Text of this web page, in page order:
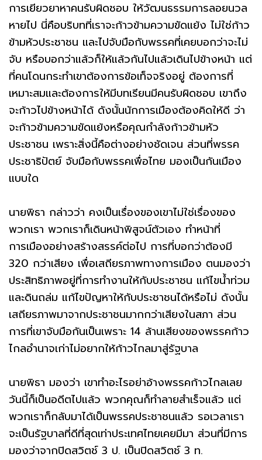
การเยียวยาหาคนรับผิดชอบ ให้วัฒนธรรมการลอยนวล
หายไป นี่คือบริบทที่เราจะก้าวข้ามความขัดแย้ง ไม่ใช่ก้าว
ข้ามหัวประชาชน และไปจับมือกับพรรคที่เคยบอกว่าจะไม่
จับ หรือบอกว่าแล้วก็ให้แล้วกันไปแล้วเดินไปข้างหน้า แต่
ที่คนโดนกระทำเขาต้องการข้อเท็จจริงอยู่ ต้องการที่
เหมาะสมและต้องการให้มีบทเรียนมีคนรับผิดชอบ เขาถึง
จะก้าวไปข้างหน้าได้ ดังนั้นนักการเมืองต้องคิดให้ดี ว่า
จะก้าวข้ามความขัดแย้งหรือคุณกำลังก้าวข้ามหัว
ประชาชน เพราะสิ่งนี้คือต่างอย่างชัดเจน ส่วนที่พรรค
ประชาธิปัตย์ จับมือกับพรรคเพื่อไทย มองเป็นกันเมือง
แบบใด
นายพิธา กล่าวว่า คงเป็นเรื่องของเขาไม่ใช่เรื่องของ
พวกเรา พวกเราก็เดินหน้าพิสูจน์ตัวเอง ทำหน้าที่
การเมืองอย่างสร้างสรรค์ต่อไป การที่บอกว่าต้องมี
320 กว่าเสียง เพื่อเสถียรภาพทางการเมือง ตนมองว่า
ประสิทธิภาพอยู่ที่การทำงานให้กับประชาชน แก้ไขน้ำท่วม
และดินถล่ม แก้ไขปัญหาให้กับประชาชนได้หรือไม่ ดังนั้น
เสถียรภาพมาจากประชาชนมากกว่าเสียงในสภา ส่วน
การที่เขาจับมือกันเป็นเพราะ 14 ล้านเสียงของพรรคก้าว
ไกลอำนาจเก่าไม่อยากให้ก้าวไกลมาสู่รัฐบาล
นายพิธา มองว่า เขาทำอะไรอย่าอ้างพรรคก้าวไกลเลย
วันนี้ก็เป็นอดีตไปแล้ว พวกคุณก็ทำลายสำเร็จแล้ว แต่
พวกเราก็กลับมาได้เป็นพรรคประชาชนแล้ว รอเวลาเรา
จะเป็นรัฐบาลที่ดีที่สุดเท่าประเทศไทยเคยมีมา ส่วนที่มีการ
มองว่าจากปิดสวิตช์ 3 ป. เป็นปิดสวิตช์ 3 ท.